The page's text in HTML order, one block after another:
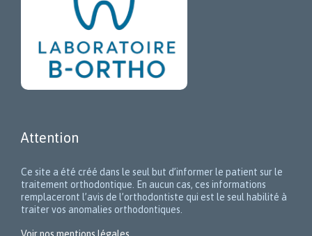
Attention
Ce site a été créé dans le seul but d’informer le patient sur le
traitement orthodontique. En aucun cas, ces informations
remplaceront l’avis de l’orthodontiste qui est le seul habilité à
traiter vos anomalies orthodontiques.